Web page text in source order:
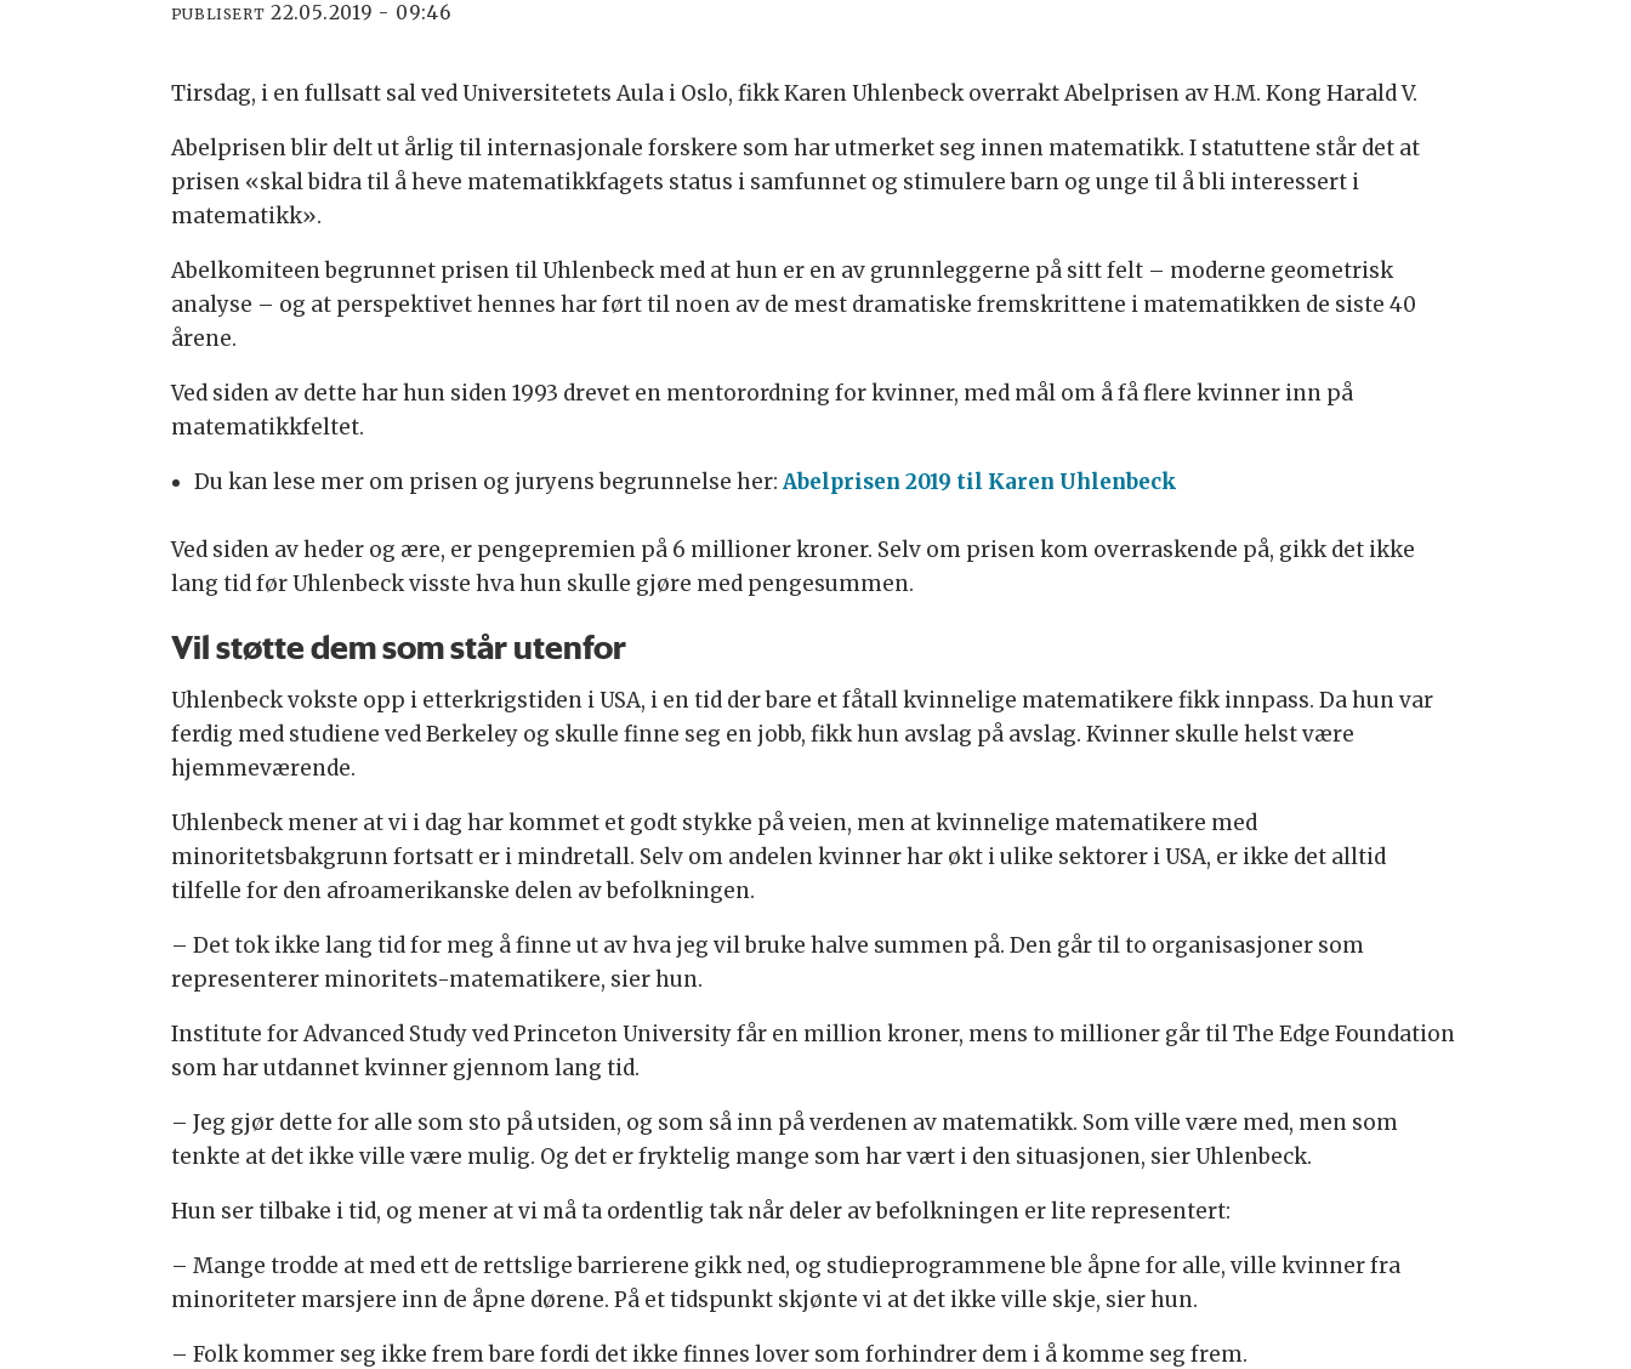
PUBLISERT 22.05.2019 - 09:46
Tirsdag, i en fullsatt sal ved Universitetets Aula i Oslo, fikk Karen Uhlenbeck overrakt Abelprisen av H.M. Kong Harald V.
Abelprisen blir delt ut årlig til internasjonale forskere som har utmerket seg innen matematikk. I statuttene står det at
prisen «skal bidra til å heve matematikkfagets status i samfunnet og stimulere barn og unge til å bli interessert i
matematikk».
Abelkomiteen begrunnet prisen til Uhlenbeck med at hun er en av grunnleggerne på sitt felt – moderne geometrisk
analyse – og at perspektivet hennes har ført til noen av de mest dramatiske fremskrittene i matematikken de siste 40
årene.
Ved siden av dette har hun siden 1993 drevet en mentorordning for kvinner, med mål om å få flere kvinner inn på
matematikkfeltet.
Du kan lese mer om prisen og juryens begrunnelse her: Abelprisen 2019 til Karen Uhlenbeck
Ved siden av heder og ære, er pengepremien på 6 millioner kroner. Selv om prisen kom overraskende på, gikk det ikke
lang tid før Uhlenbeck visste hva hun skulle gjøre med pengesummen.
Vil støtte dem som står utenfor
Uhlenbeck vokste opp i etterkrigstiden i USA, i en tid der bare et fåtall kvinnelige matematikere fikk innpass. Da hun var
ferdig med studiene ved Berkeley og skulle finne seg en jobb, fikk hun avslag på avslag. Kvinner skulle helst være
hjemmeværende.
Uhlenbeck mener at vi i dag har kommet et godt stykke på veien, men at kvinnelige matematikere med
minoritetsbakgrunn fortsatt er i mindretall. Selv om andelen kvinner har økt i ulike sektorer i USA, er ikke det alltid
tilfelle for den afroamerikanske delen av befolkningen.
– Det tok ikke lang tid for meg å finne ut av hva jeg vil bruke halve summen på. Den går til to organisasjoner som
representerer minoritets-matematikere, sier hun.
Institute for Advanced Study ved Princeton University får en million kroner, mens to millioner går til The Edge Foundation
som har utdannet kvinner gjennom lang tid.
– Jeg gjør dette for alle som sto på utsiden, og som så inn på verdenen av matematikk. Som ville være med, men som
tenkte at det ikke ville være mulig. Og det er fryktelig mange som har vært i den situasjonen, sier Uhlenbeck.
Hun ser tilbake i tid, og mener at vi må ta ordentlig tak når deler av befolkningen er lite representert:
– Mange trodde at med ett de rettslige barrierene gikk ned, og studieprogrammene ble åpne for alle, ville kvinner fra
minoriteter marsjere inn de åpne dørene. På et tidspunkt skjønte vi at det ikke ville skje, sier hun.
– Folk kommer seg ikke frem bare fordi det ikke finnes lover som forhindrer dem i å komme seg frem.